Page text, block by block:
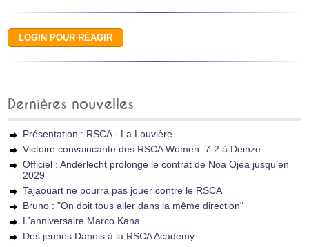
Dernières nouvelles
Présentation : RSCA - La Louvière
Victoire convaincante des RSCA Women: 7-2 à Deinze
Officiel : Anderlecht prolonge le contrat de Noa Ojea jusqu’en
2029
Tajaouart ne pourra pas jouer contre le RSCA
Bruno : "On doit tous aller dans la même direction"
L'anniversaire Marco Kana
Des jeunes Danois à la RSCA Academy